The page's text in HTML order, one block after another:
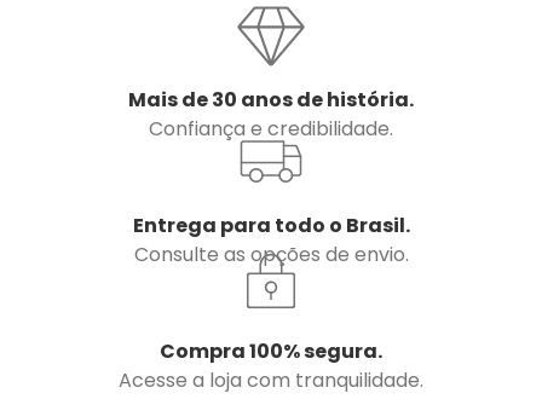
Mais de 30 anos de história.
Confiança e credibilidade.
Entrega para todo o Brasil.
Consulte as opções de envio.
Compra 100% segura.
Acesse a loja com tranquilidade.